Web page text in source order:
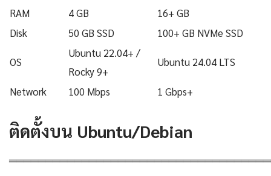
RAM 4 GB
16+ GB
Disk
50 GB SSD 100+ GB NVMe SSD
OS
Ubuntu 22.04+ /
Rocky 9+
Ubuntu 24.04 LTS
Network 100 Mbps 1 Gbps+
ติดตั้งบน Ubuntu/Debian